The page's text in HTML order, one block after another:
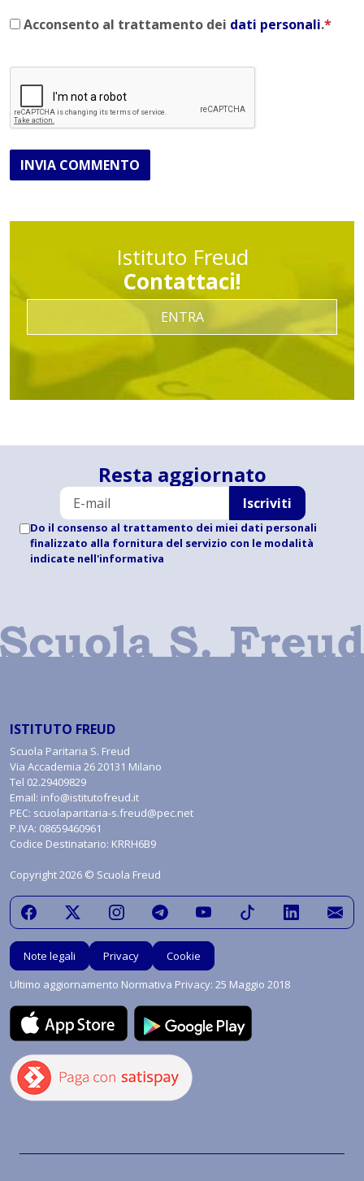
Acconsento al trattamento dei dati personali.*
INVIA COMMENTO
Istituto Freud
Contattaci!
ENTRA
Resta aggiornato
Iscriviti
Do il consenso al trattamento dei miei dati personali
finalizzato alla fornitura del servizio con le modalità
indicate nell'informativa
ISTITUTO FREUD
Scuola Paritaria S. Freud
Via Accademia 26 20131 Milano
Tel 02.29409829
Email: info@istitutofreud.it
PEC: scuolaparitaria-s.freud@pec.net
P.IVA: 08659460961
Codice Destinatario: KRRH6B9
Copyright 2026 © Scuola Freud
Note legali Privacy
Cookie
Ultimo aggiornamento Normativa Privacy: 25 Maggio 2018